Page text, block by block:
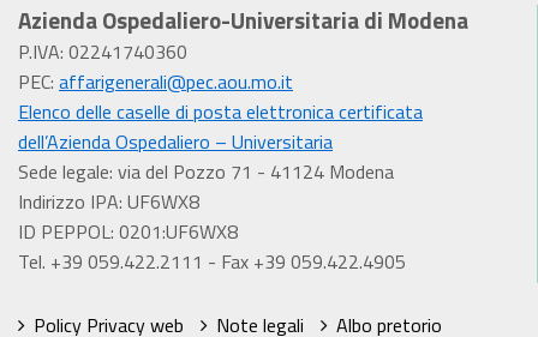
Azienda Ospedaliero-Universitaria di Modena
P.IVA: 02241740360
PEC: affarigenerali@pec.aou.mo.it
Elenco delle caselle di posta elettronica certificata
dell’Azienda Ospedaliero – Universitaria
Sede legale: via del Pozzo 71 - 41124 Modena
Indirizzo IPA: UF6WX8
ID PEPPOL: 0201:UF6WX8
Tel. +39 059.422.2111 - Fax +39 059.422.4905
Policy Privacy web Note legali Albo pretorio